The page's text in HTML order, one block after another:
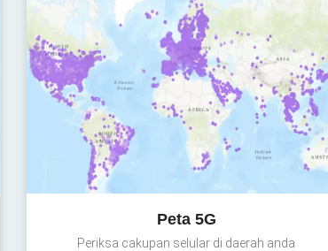
Peta 5G
Periksa cakupan selular di daerah anda